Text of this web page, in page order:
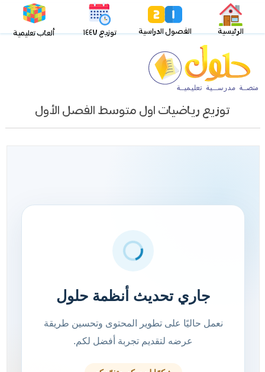
الرئيسية الفصول الدراسية توزيع ١٤٤٧ ألعاب تعليمية
توزيع رياضيات اول متوسط الفصل الأول